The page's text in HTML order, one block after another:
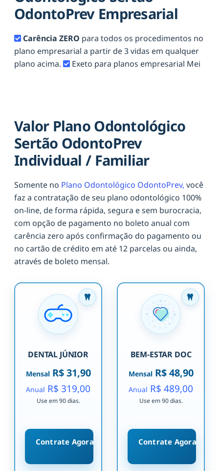
OdontoPrev Empresarial
Carência ZERO para todos os procedimentos no
plano empresarial a partir de 3 vidas em qualquer
plano acima.
Exeto para planos empresarial Mei
Valor Plano Odontológico
Sertão OdontoPrev
Individual / Familiar
Somente no Plano Odontológico OdontoPrev, você
faz a contratação de seu plano odontológico 100%
on-line, de forma rápida, segura e sem burocracia,
com opção de pagamento no boleto anual com
carência zero após confirmação do pagamento ou
no cartão de crédito em até 12 parcelas ou ainda,
através de boleto mensal.
DENTAL JÚNIOR
MensalR$ 31,90
Anual R$ 319,00
Use em 90 dias.
Contrate Agora
BEM-ESTAR DOC
MensalR$ 48,90
Anual R$ 489,00
Use em 90 dias.
Contrate Agora